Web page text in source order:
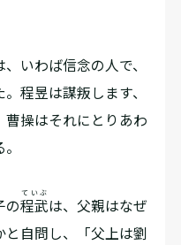
いわば信念の人で、
程昱は謀叛します、
曹操はそれにとりあわ
の程武
ていぶ
は、父親はなぜ
自問し、「父上は劉